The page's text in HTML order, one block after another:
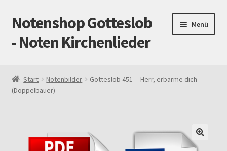
Zur
Navigation
springen
Zum
Inhalt
springen
Notenshop Gotteslob
- Noten Kirchenlieder
Menü
AGB
Cookie-Richtlinie (EU)
Start Notenbilder
Gotteslob 451 Herr, erbarme dich
(Doppelbauer)